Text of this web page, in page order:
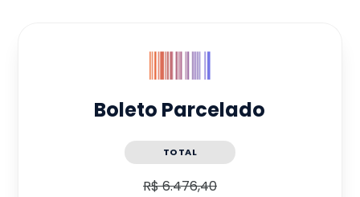
Boleto Parcelado
TOTAL
R$ 6.476,40